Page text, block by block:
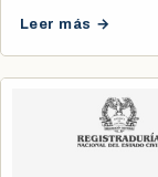
Leer más →